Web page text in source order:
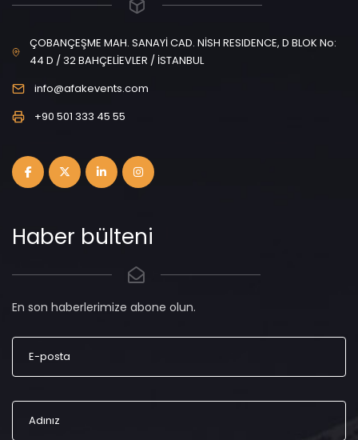
ÇOBANÇEŞME MAH. SANAYİ CAD. NİSH RESIDENCE, D BLOK No:
44 D / 32 BAHÇELİEVLER / İSTANBUL
info@afakevents.com
+90 501 333 45 55
Haber bülteni
En son haberlerimize abone olun.